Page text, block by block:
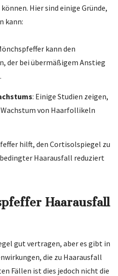
Hier sind einige Gründe,
kann:
kann den
der bei übermäßigem Anstieg
: Einige Studien zeigen,
von Haarfollikeln
hilft, den Cortisolspiegel zu
Haarausfall reduziert
Haarausfall
gut vertragen, aber es gibt in
die zu Haarausfall
Fällen ist dies jedoch nicht die